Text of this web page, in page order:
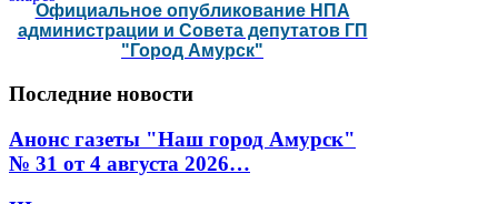
Официальное опубликование НПА
администрации и Совета депутатов ГП
"Город Амурск"
Последние новости
Анонс газеты "Наш город Амурск"
№ 31 от 4 августа 2026…